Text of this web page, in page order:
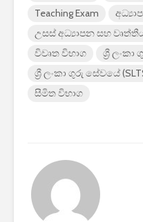
Teaching Exam
උසස් අධ්‍යාපන සහ
විවෘත විභාග
ශ්‍රී ලංකා
ශ්‍රී ලංකා ගුරු සේවයේ
සීමිත විභාග